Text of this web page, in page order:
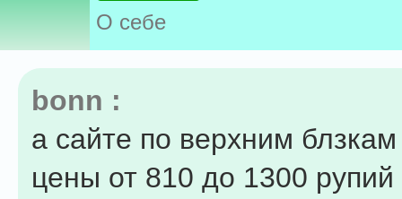
О себе
bonn :
а сайте по верхним
цены от 810 до 1300 рупий